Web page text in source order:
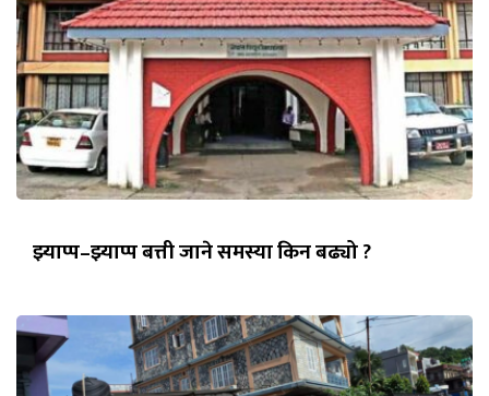
झ्याप्प–झ्याप्प बत्ती जाने समस्या किन बढ्यो ?